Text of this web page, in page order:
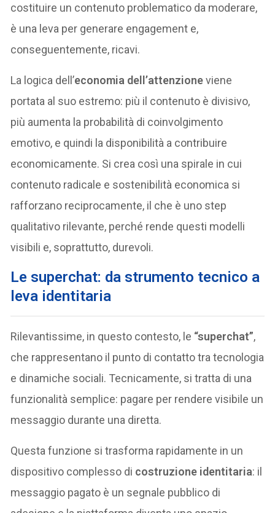
costituire un contenuto problematico da moderare,
è una leva per generare engagement e,
conseguentemente, ricavi.
La logica dell’economia dell’attenzioneviene
portata al suo estremo: più il contenuto è divisivo,
più aumenta la probabilità di coinvolgimento
emotivo, e quindi la disponibilità a contribuire
economicamente. Si crea così una spirale in cui
contenuto radicale e sostenibilità economica si
rafforzano reciprocamente, il che è uno step
qualitativo rilevante, perché rende questi modelli
visibili e, soprattutto, durevoli.
Le superchat: da strumento tecnico a
leva identitaria
Rilevantissime, in questo contesto, le “superchat”,
che rappresentano il punto di contatto tra tecnologia
e dinamiche sociali. Tecnicamente, si tratta di una
funzionalità semplice: pagare per rendere visibile un
messaggio durante una diretta.
Questa funzione si trasforma rapidamente in un
dispositivo complesso di costruzione identitaria: il
messaggio pagato è un segnale pubblico di